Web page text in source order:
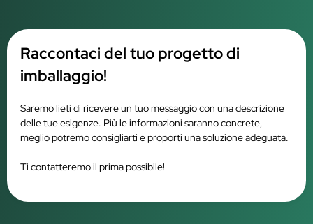
Raccontaci del tuo progetto di
imballaggio!
Saremo lieti di ricevere un tuo messaggio con una descrizione
delle tue esigenze. Più le informazioni saranno concrete,
meglio potremo consigliarti e proporti una soluzione adeguata.
Ti contatteremo il prima possibile!